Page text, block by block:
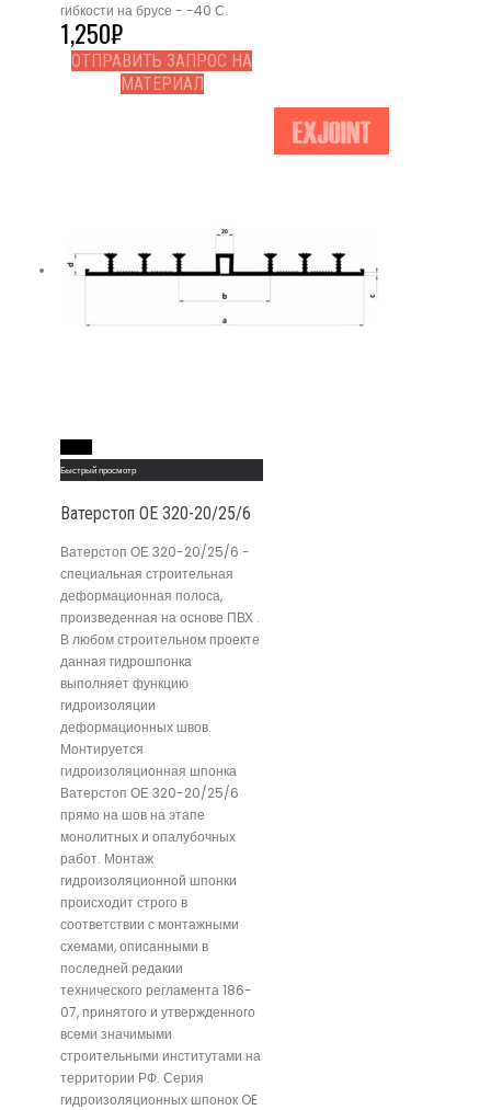
гибкости на брусе - -40 С.
1,250₽
ОТПРАВИТЬ ЗАПРОС НА
МАТЕРИАЛ
Быстрый просмотр
Ватерстоп ОЕ 320-20/25/6
Ватерстоп ОЕ 320-20/25/6 -
специальная строительная
деформационная полоса,
произведенная на основе ПВХ .
В любом строительном проекте
данная гидрошпонка
выполняет функцию
гидроизоляции
деформационных швов.
Монтируется
гидроизоляционная шпонка
Ватерстоп ОЕ 320-20/25/6
прямо на шов на этапе
монолитных и опалубочных
работ. Монтаж
гидроизоляционной шпонки
происходит строго в
соответствии с монтажными
схемами, описанными в
последней редакии
технического регламента 186-
07, принятого и утвержденного
всеми значимыми
строительными институтами на
территории РФ. Серия
гидроизоляционных шпонок OE